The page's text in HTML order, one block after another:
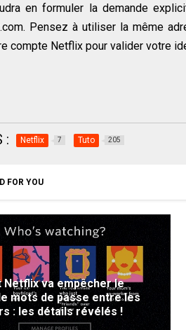
en formuler la demande
Pensez à utiliser la même
compte Netflix pour valider votre
: Netflix 7 Tuto 205
FOR YOU
Netflix va empêcher le
mots de passe entre les
: les détails révélés !